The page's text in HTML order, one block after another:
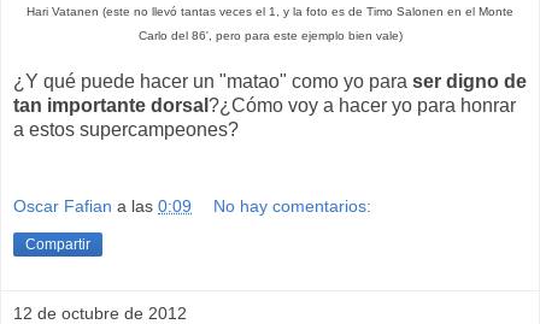
Hari Vatanen (este no llevó tantas veces el 1, y la foto es de Timo Salonen en el Monte
Carlo del 86', pero para este ejemplo bien vale)
¿Y qué puede hacer un "matao" como yo para ser digno de
tan importante dorsal ?¿Cómo voy a hacer yo para honrar
a estos supercampeones?
Oscar Fafian a las 0:09 No hay comentarios:
Compartir
12 de octubre de 2012